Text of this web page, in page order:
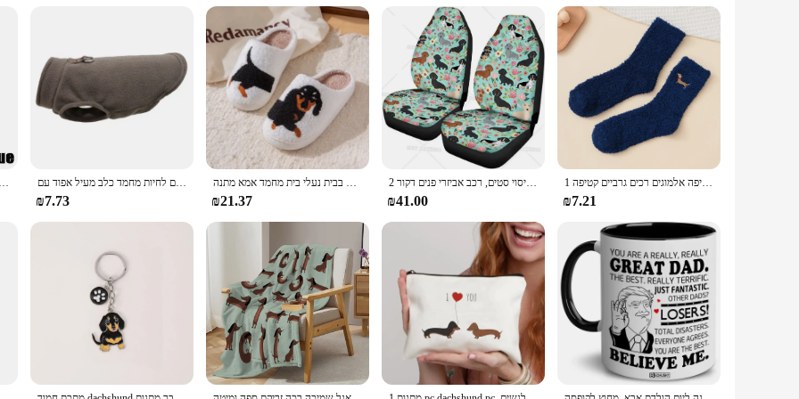
use
Pullover Hoodie, a statement piece that blends the charm of your favorite pet with the comfort of a cozy hoodie. This hoodie is not just
the adorable Dachshund breed. The intricate 3D printing technique brings the Dachshund's playful spirit to life, making it a
piece to add to your wardrobe, this hoodie caters to all your needs. The soft polyester blend ensures a comfortable fit, while the
layer it under a jacket for added warmth. The hoodie's lightweight nature makes it suitable for various climates, making it a year-round
unique and eye-catching fashion. The wholesale availability and vendor support make it an ideal choice for retailers looking to
friends, family, or even as a treat for yourself. The hoodie's universal appeal transcends age and gender, making it a versatile addition
Pullover Hoodie, a blend of fashion and canine charm that's sure to turn heads and warm hearts.
חורף פרווה בגדים לכלבים חורף בגדים חם כלב לכלבים קטנים חג המולד גדול כלב מעיל חורף בגדים צ 'יוואווה חם צמר כלבי בגדים לחיות מחמד כלב מעיל אפוד עם D-טבעת עבור קטן כלב חתולי בגדי צרפתית בולדוג תלבושות צ 'יוואווה מעיל
₪7.73
תבנית חיית מחמד רקמה רקמה ממולאת הבית העבה הבלעדית כותנה שופעת נעלי בית חם ללא החלקה בבית נעלי בית מחמד אמא מתנה
₪21.37
קריקטורה תחש הדפסת רכב מושב כיסוי סטים, רכב אביזרי פנים דקור 2Pcs מגיני רכב משאית רכבי השטח קריקטורה
₪41.00
1 זוגות כלבים חדוך כלב מעובות החורף חם רך גרביים גברים גרביים קטיפה אלמוגים רכים גרביים קטיפה
₪7.21